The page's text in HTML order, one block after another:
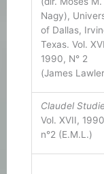
Nagy),
of Dallas,
Texas. Vol.
1990, N° 2
(James
Claudel
Vol. XVII,
n°2 (E.M.L.)